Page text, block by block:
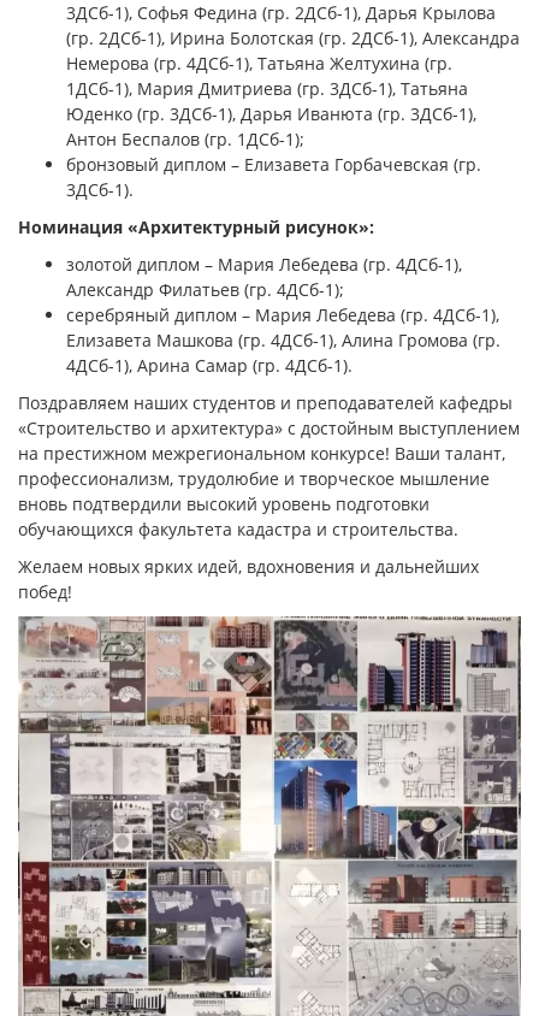
3ДСб-1), Софья Федина (гр. 2ДСб-1), Дарья Крылова
(гр. 2ДСб-1), Ирина Болотская (гр. 2ДСб-1), Александра
Немерова (гр. 4ДСб-1), Татьяна Желтухина (гр.
1ДСб-1), Мария Дмитриева (гр. 3ДСб-1), Татьяна
Юденко (гр. 3ДСб-1), Дарья Иванюта (гр. 3ДСб-1),
Антон Беспалов (гр. 1ДСб-1);
бронзовый диплом – Елизавета Горбачевская (гр.
3ДСб-1).
Номинация «Архитектурный рисунок»:
золотой диплом – Мария Лебедева (гр. 4ДСб-1),
Александр Филатьев (гр. 4ДСб-1);
серебряный диплом – Мария Лебедева (гр. 4ДСб-1),
Елизавета Машкова (гр. 4ДСб-1), Алина Громова (гр.
4ДСб-1), Арина Самар (гр. 4ДСб-1).
Поздравляем наших студентов и преподавателей кафедры
«Строительство и архитектура» с достойным выступлением
на престижном межрегиональном конкурсе! Ваши талант,
профессионализм, трудолюбие и творческое мышление
вновь подтвердили высокий уровень подготовки
обучающихся факультета кадастра и строительства.
Желаем новых ярких идей, вдохновения и дальнейших
побед!